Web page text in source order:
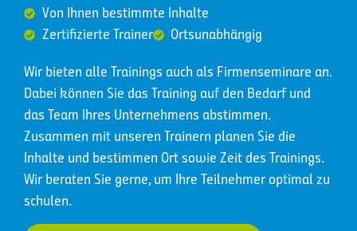
Von Ihnen bestimmte Inhalte
Zertifizierte Trainer
Ortsunabhängig
Wir bieten alle Trainings auch als Firmenseminare an.
Dabei können Sie das Training auf den Bedarf und
das Team Ihres Unternehmens abstimmen.
Zusammen mit unseren Trainern planen Sie die
Inhalte und bestimmen Ort sowie Zeit des Trainings.
Wir beraten Sie gerne, um Ihre Teilnehmer optimal zu
schulen.